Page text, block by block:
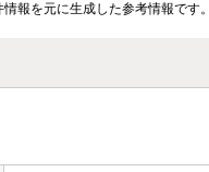
報を元に生成した参考情報です。